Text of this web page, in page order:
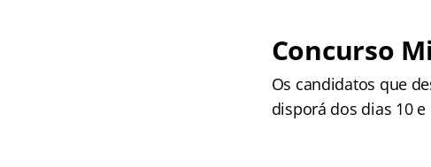
Concurso
Os candidatos que
disporá dos dias 10